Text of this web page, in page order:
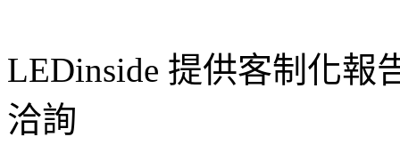
LEDinside 提供客制化報
洽詢